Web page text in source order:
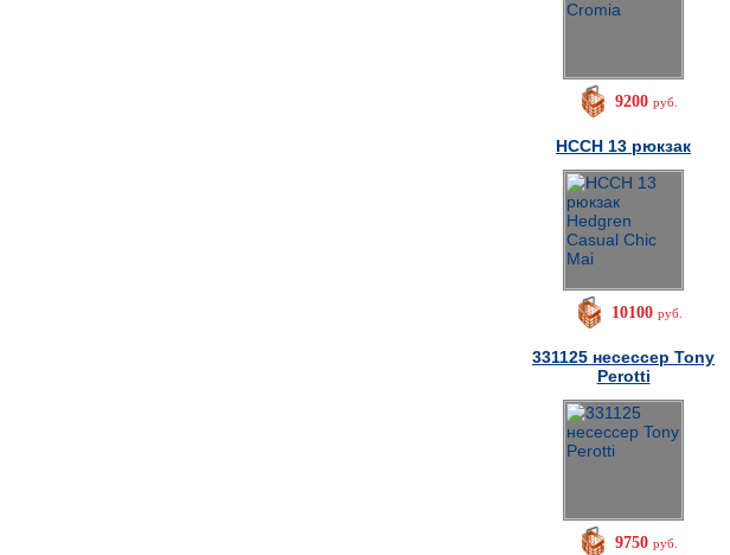
9200 руб.
HCCH 13 рюкзак
10100 руб.
331125 несессер Tony
Perotti
9750 руб.